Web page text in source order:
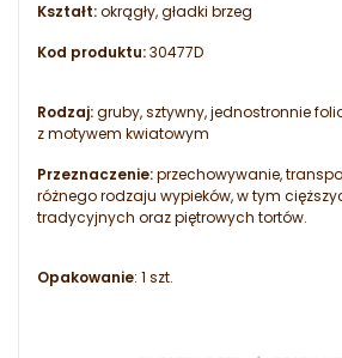
Kształt:okrągły, gładki brzeg
Kod produktu:30477D
Rodzaj:gruby, sztywny, jednostronnie
z motywem kwiatowym
Przeznaczenie:przechowywanie,
różnego rodzaju wypieków, w tym
tradycyjnych oraz piętrowych tortów.
Opakowanie: 1 szt.